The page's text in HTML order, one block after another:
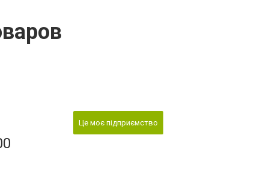
Це моє підприємство